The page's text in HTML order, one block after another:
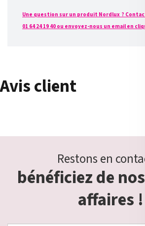
Une question sur un produit Nordlux ?
01 64 24 19 40 ou envoyez-nous un email en
Avis client
Restons en
bénéficiez de
affaires !